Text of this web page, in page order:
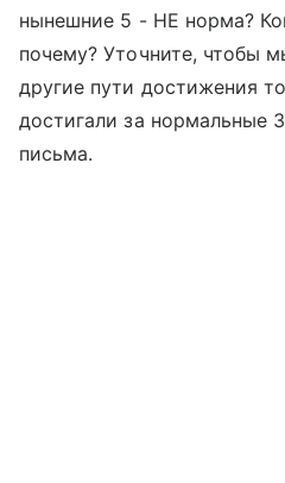
нынешние 5 - НЕ норма?
почему? Уточните, чтобы
другие пути достижения
достигали за нормальные
письма.